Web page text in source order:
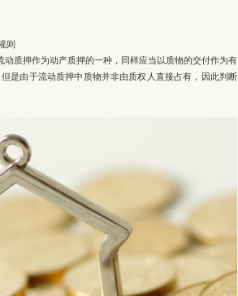
则
质押作为动产质押的一种，同样应当以质物的交付作为有
是由于流动质押中质物并非由质权人直接占有，因此判断